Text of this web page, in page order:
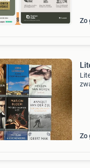
prijs Zo
Zo